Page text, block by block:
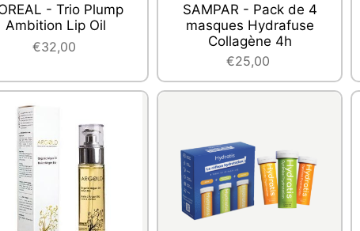
- Trio Plump
Ambition Lip Oil
€32,00
SAMPAR - Pack de 4
masques Hydrafuse
Collagène 4h
€25,00